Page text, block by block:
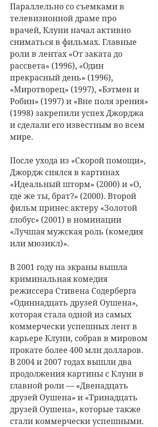
Параллельно со съемками в
телевизионной драме про
врачей, Клуни начал активно
сниматься в фильмах. Главные
роли в лентах «От заката до
рассвета» (1996), «Один
прекрасный день» (1996),
«Миротворец» (1997), «Бэтмен и
Робин» (1997) и «Вне поля зрения»
(1998) закрепили успех Джорджа
и сделали его известным во всем
мире.
После ухода из «Скорой помощи»,
Джордж снялся в картинах
«Идеальный шторм» (2000) и «О,
где же ты, брат?» (2000). Второй
фильм принес актеру «Золотой
глобус» (2001) в номинации
«Лучшая мужская роль (комедия
или мюзикл)».
В 2001 году на экраны вышла
криминальная комедия
режиссера Стивена Содерберга
«Одиннадцать друзей Оушена»,
которая стала одной из самых
коммерчески успешных лент в
карьере Клуни, собрав в мировом
прокате более 400 млн долларов.
В 2004 и 2007 годах вышли два
продолжения картины с Клуни в
главной роли — «Двенадцать
друзей Оушена» и «Тринадцать
друзей Оушена», которые также
стали коммерчески успешными.